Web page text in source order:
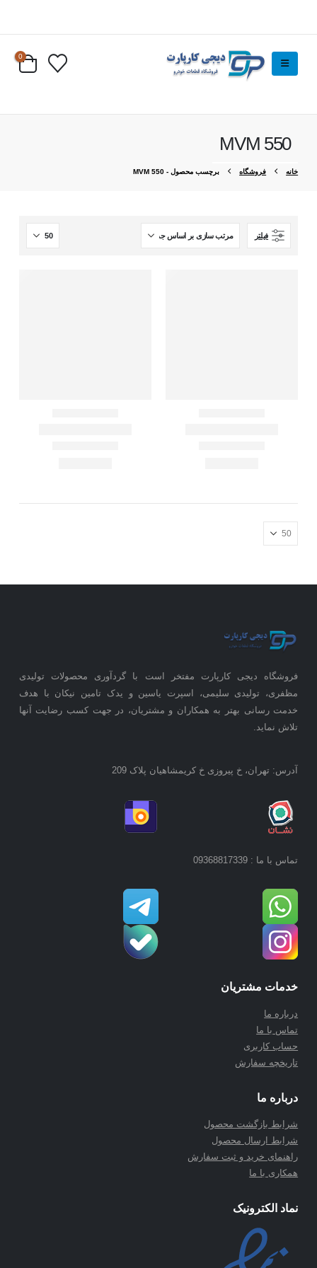
0
MVM 550
خانه فروشگاه برچسب محصول - MVM 550
فیلتر
فروشگاه دیجی کارپارت مفتخر است با گردآوری محصولات تولیدی
مظفری، تولیدی سلیمی، اسپرت یاسین و یدک تامین نیکان با هدف
خدمت رسانی بهتر به همکاران و مشتریان، در جهت کسب رضایت آنها
تلاش نماید.
آدرس: تهران، خ پیروزی خ کریمشاهیان پلاک 209
تماس با ما : 09368817339
خدمات مشتریان
درباره ما
تماس با ما
حساب کاربری
تاریخچه سفارش
درباره ما
شرابط بازگشت محصول
شرابط ارسال محصول
راهنمای خرید و ثبت سفارش
همکاری با ما
نماد الکترونیک